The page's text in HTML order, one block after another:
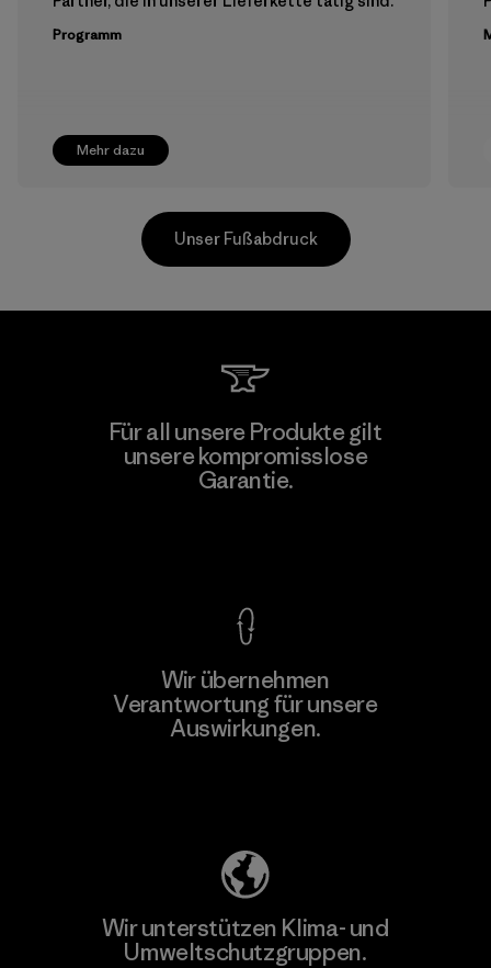
Mehr dazu
Programm
Mehr dazu
Youngone Namdinh Co., Ltd.
Unser Fußabdruck
Für all unsere Produkte gilt
unsere kompromisslose
Garantie.
Wir übernehmen
Verantwortung für unsere
Auswirkungen.
Wir unterstützen Klima- und
Umweltschutzgruppen.